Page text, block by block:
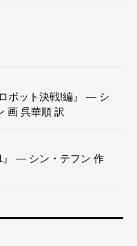
ボット決戦!編』 — シ
画 呉華順 訳
』 — シン・テフン 作